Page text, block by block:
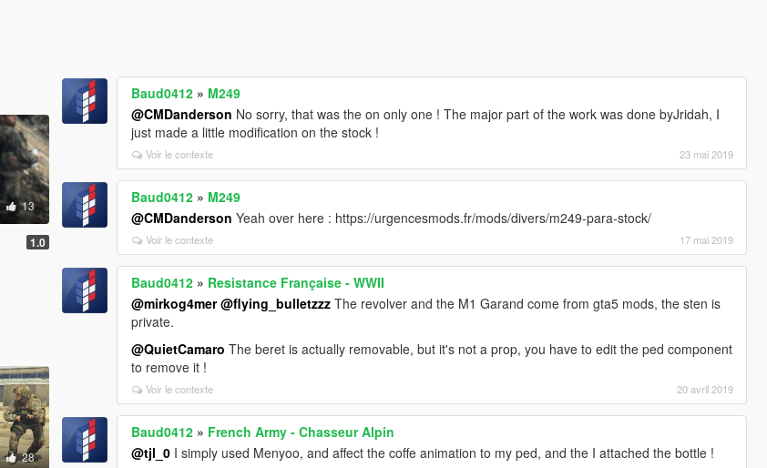
13
1.0
28
Baud0412 » M249
@CMDanderson No sorry, that was the on only one ! The major part of the work was done byJridah, I
just made a little modification on the stock !
Voir le contexte 23 mai 2019
Baud0412 » M249
@CMDanderson Yeah over here : https://urgencesmods.fr/mods/divers/m249-para-stock/
Voir le contexte 17 mai 2019
Baud0412 » Resistance Française - WWII
@mirkog4mer @flying_bulletzzz The revolver and the M1 Garand come from gta5 mods, the sten is
private.
@QuietCamaro The beret is actually removable, but it's not a prop, you have to edit the ped component
to remove it !
Voir le contexte 20 avril 2019
Baud0412 » French Army - Chasseur Alpin
@tjl_0 I simply used Menyoo, and affect the coffe animation to my ped, and the I attached the bottle !